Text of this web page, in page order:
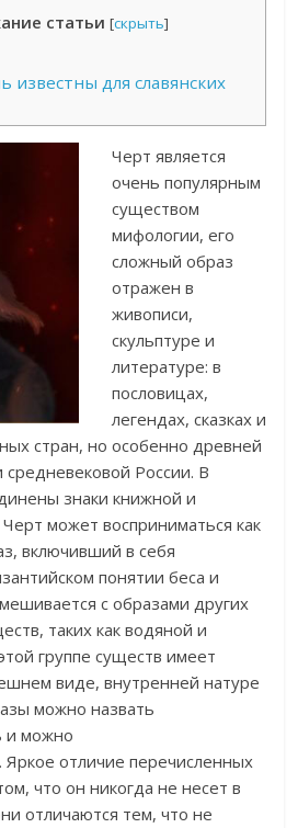
статьи [скрыть]
известны для славянских
Черт является
очень популярным
существом
мифологии, его
сложный образ
отражен в
живописи,
скульптуре и
литературе: в
пословицах,
легендах, сказках и
стран, но особенно древней
средневековой России. В
знаки книжной и
может восприниматься как
включивший в себя
понятии беса и
с образами других
таких как водяной и
группе существ имеет
виде, внутренней натуре
можно назвать
и можно
отличие перечисленных
что он никогда не несет в
отличаются тем, что не